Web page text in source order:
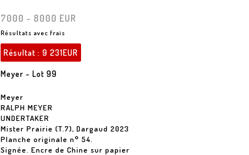
7000 - 8000 EUR
Résultats avec frais
Résultat : 9 231EUR
Meyer - Lot 99
Meyer
RALPH MEYER
UNDERTAKER
Mister Prairie (T.7), Dargaud 2023
Planche originale n° 54.
Signée. Encre de Chine sur papier